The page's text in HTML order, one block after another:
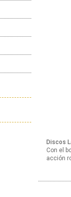
Discos
Con el
acción